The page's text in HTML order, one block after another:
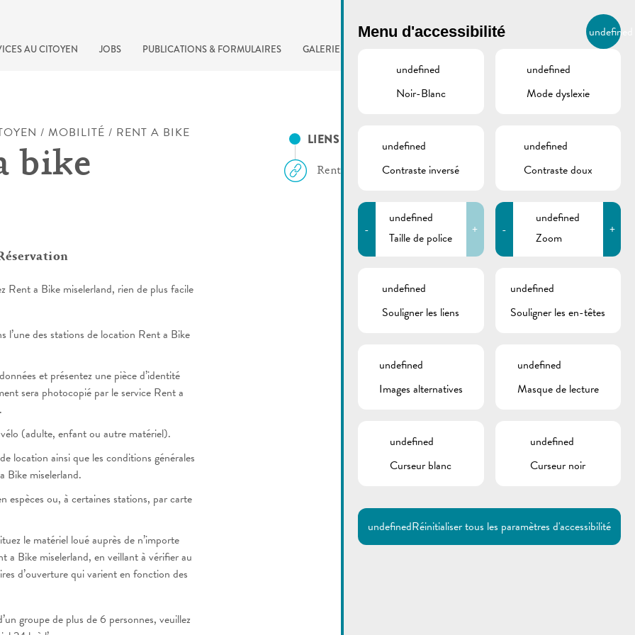
AU CITOYEN JOBS PUBLICATIONS & FORMULAIRES GALERIE FR
BIERGER.REMICH.LU
/ MOBILITÉ / RENT A BIKE
bike
Rent a Bike miselerland, rien de plus facile
l’une des stations de location Rent a Bike
et présentez une pièce d’identité
sera photocopié par le service Rent a
(adulte, enfant ou autre matériel).
location ainsi que les conditions générales
Bike miselerland.
espèces ou, à certaines stations, par carte
le matériel loué auprès de n’importe
a Bike miselerland, en veillant à vérifier au
d’ouverture qui varient en fonction des
groupe de plus de 6 personnes, veuillez
LIENS
Rent a bike Miselerland
Menu d'accessibilité undefined
undefined
Noir-Blanc
undefined
Mode dyslexie
undefined
Contraste inversé
undefined
Contraste doux
-
undefined
Taille de police
+ -
undefined
Zoom
+
undefined
Souligner les liens
undefined
Souligner les en-têtes
undefined
Images alternatives
undefined
Masque de lecture
undefined
Curseur blanc
undefined
Curseur noir
undefinedRéinitialiser tous les paramètres d'accessibilité